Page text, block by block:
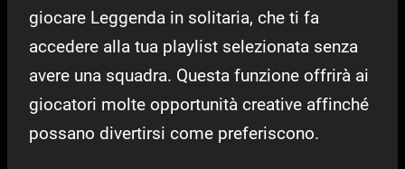
giocare Leggenda in solitaria, che ti fa
accedere alla tua playlist selezionata senza
avere una squadra. Questa funzione offrirà ai
giocatori molte opportunità creative affinché
possano divertirsi come preferiscono.